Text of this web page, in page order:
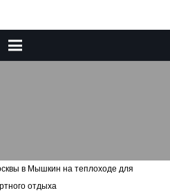
в Мышкин на теплоходе для
отдыха